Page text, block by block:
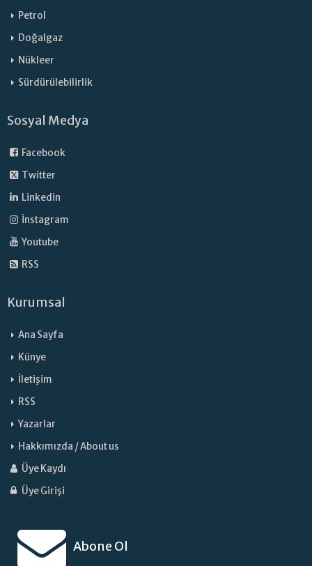
Petrol
Doğalgaz
Nükleer
Sürdürülebilirlik
Sosyal Medya
Facebook
Twitter
Linkedin
İnstagram
Youtube
RSS
Kurumsal
Ana Sayfa
Künye
İletişim
RSS
Yazarlar
Hakkımızda / About us
Üye Kaydı
Üye Girişi
Abone Ol